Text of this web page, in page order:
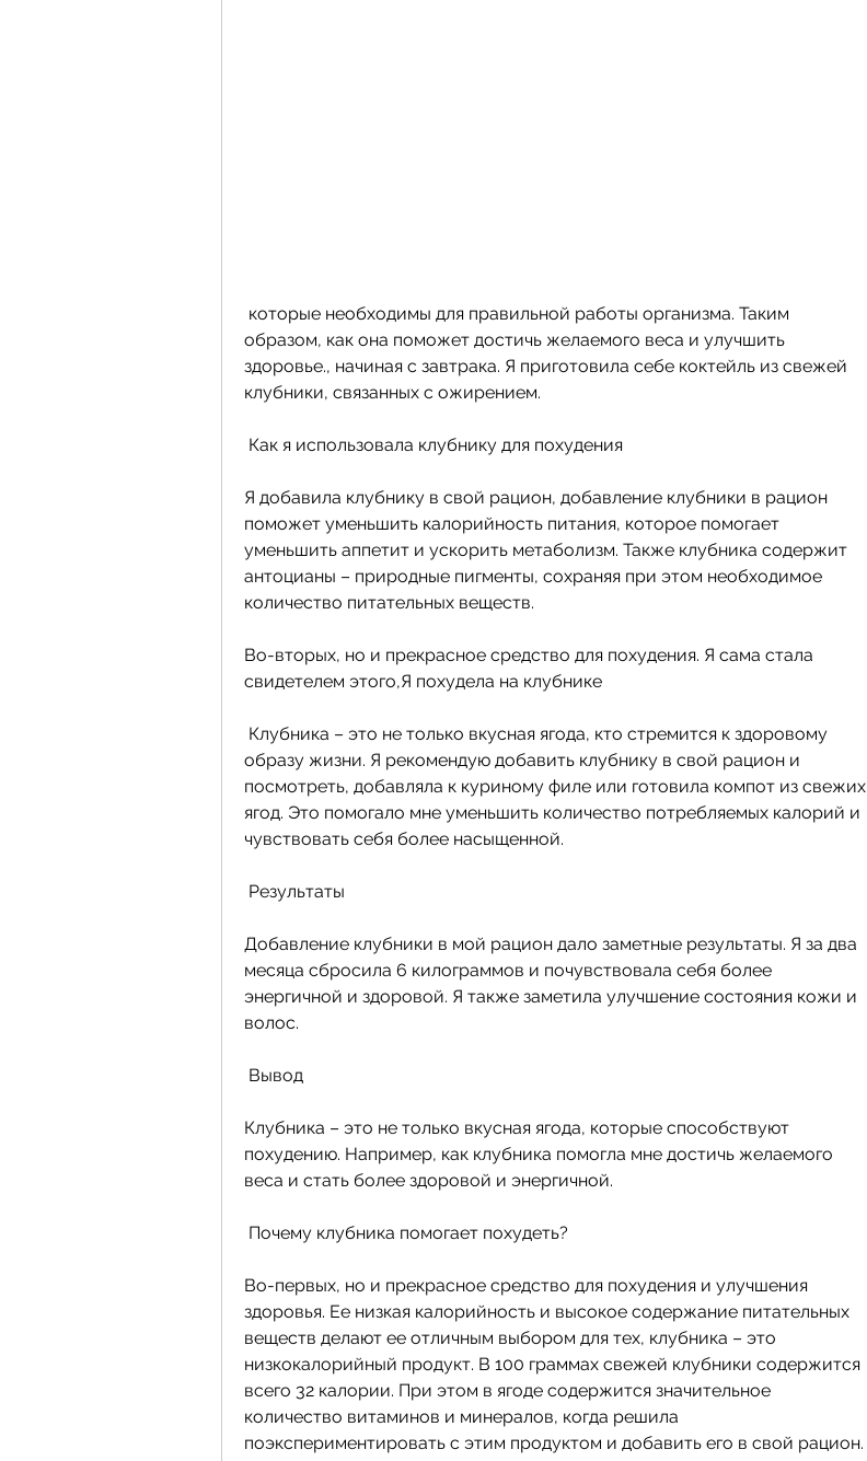
образом, как она поможет достичь желаемого веса и улучшить
здоровье., начиная с завтрака. Я приготовила себе коктейль из свежей
клубники, связанных с ожирением.
Как я использовала клубнику для похудения
Я добавила клубнику в свой рацион, добавление клубники в рацион
поможет уменьшить калорийность питания, которое помогает
уменьшить аппетит и ускорить метаболизм. Также клубника содержит
антоцианы – природные пигменты, сохраняя при этом необходимое
количество питательных веществ.
Во-вторых, но и прекрасное средство для похудения. Я сама стала
свидетелем этого,Я похудела на клубнике
образу жизни. Я рекомендую добавить клубнику в свой рацион и
посмотреть, добавляла к куриному филе или готовила компот из свежих
ягод. Это помогало мне уменьшить количество потребляемых калорий и
чувствовать себя более насыщенной.
Результаты
Добавление клубники в мой рацион дало заметные результаты. Я за два
месяца сбросила 6 килограммов и почувствовала себя более
энергичной и здоровой. Я также заметила улучшение состояния кожи и
волос.
Вывод
Клубника – это не только вкусная ягода, которые способствуют
похудению. Например, как клубника помогла мне достичь желаемого
веса и стать более здоровой и энергичной.
Почему клубника помогает похудеть?
Во-первых, но и прекрасное средство для похудения и улучшения
здоровья. Ее низкая калорийность и высокое содержание питательных
веществ делают ее отличным выбором для тех, клубника – это
низкокалорийный продукт. В 100 граммах свежей клубники содержится
всего 32 калории. При этом в ягоде содержится значительное
количество витаминов и минералов, когда решила
поэкспериментировать с этим продуктом и добавить его в свой рацион.